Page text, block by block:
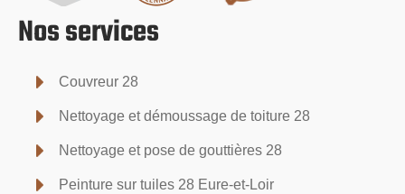
Nos services
Couvreur 28
Nettoyage et démoussage de toiture 28
Nettoyage et pose de gouttières 28
Peinture sur tuiles 28 Eure-et-Loir